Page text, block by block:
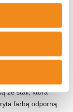
będzie inny dla
modeli.
jest
ze stali, która
farbą odporną